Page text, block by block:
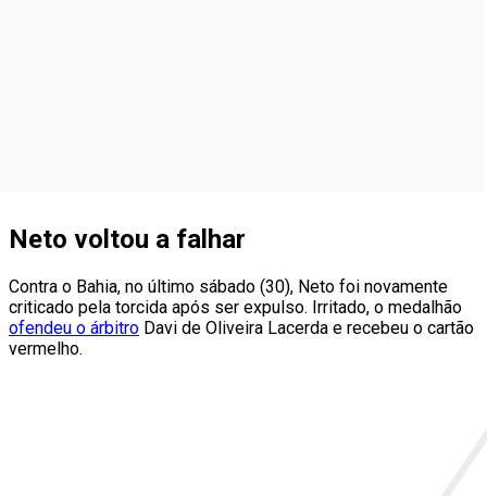
Neto voltou a falhar
Contra o Bahia, no último sábado (30), Neto foi novamente
criticado pela torcida após ser expulso. Irritado, o medalhão
ofendeu o árbitro Davi de Oliveira Lacerda e recebeu o cartão
vermelho.